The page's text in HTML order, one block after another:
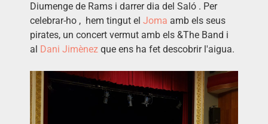
Diumenge de Rams i darrer dia del Saló . Per
celebrar-ho , hem tingut el Joma amb els seus
pirates, un concert vermut amb els &The Band i
al
Dani Jimènez que ens ha fet descobrir l'aigua.